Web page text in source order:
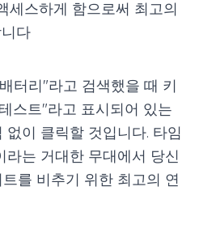
세스하게 함으로써 최고의
다
터리"라고 검색했을 때 키
스트"라고 표시되어 있는
이 클릭할 것입니다. 타임
는 거대한 무대에서 당신
를 비추기 위한 최고의 연